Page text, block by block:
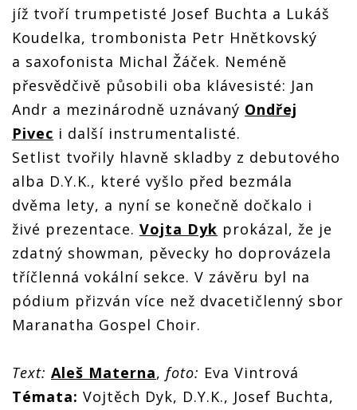
jíž tvoří trumpetisté Josef Buchta a Lukáš
Koudelka, trombonista Petr Hnětkovský
a saxofonista Michal Žáček. Neméně
přesvědčivě působili oba klávesisté: Jan
Andr a mezinárodně uznávaný Ondřej
Pivec i další instrumentalisté.
Setlist tvořily hlavně skladby z debutového
alba D.Y.K., které vyšlo před bezmála
dvěma lety, a nyní se konečně dočkalo i
živé prezentace. Vojta Dyk prokázal, že je
zdatný showman, pěvecky ho doprovázela
tříčlenná vokální sekce. V závěru byl na
pódium přizván více než dvacetičlenný sbor
Maranatha Gospel Choir.
Text: Aleš Materna, foto: Eva Vintrová
Témata: Vojtěch Dyk, D.Y.K., Josef Buchta,